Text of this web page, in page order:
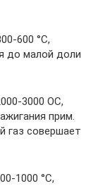
600 °С,
до малой доли
3000 ОС,
прим.
газ совершает
1000 °С,